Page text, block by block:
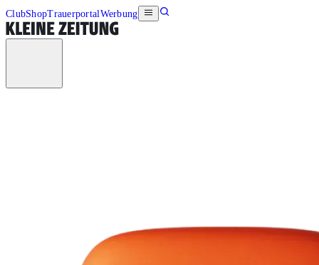
ClubShopTrauerportalWerbung